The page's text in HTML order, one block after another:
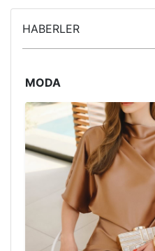
HABERLER
MODA